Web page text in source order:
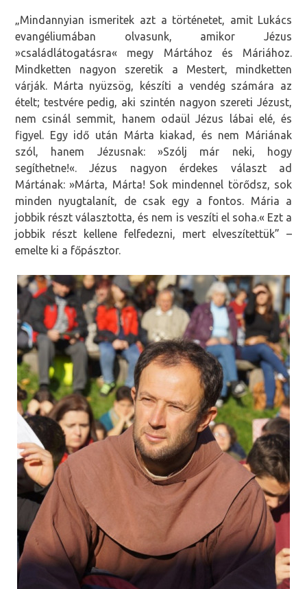
„Mindannyian ismeritek azt a történetet, amit Lukács
evangéliumában olvasunk, amikor Jézus
»családlátogatásra« megy Mártához és Máriához.
Mindketten nagyon szeretik a Mestert, mindketten
várják. Márta nyüzsög, készíti a vendég számára az
ételt; testvére pedig, aki szintén nagyon szereti Jézust,
nem csinál semmit, hanem odaül Jézus lábai elé, és
figyel. Egy idő után Márta kiakad, és nem Máriának
szól, hanem Jézusnak: »Szólj már neki, hogy
segíthetne!«. Jézus nagyon érdekes választ ad
Mártának: »Márta, Márta! Sok mindennel törődsz, sok
minden nyugtalanít, de csak egy a fontos. Mária a
jobbik részt választotta, és nem is veszíti el soha.« Ezt a
jobbik részt kellene felfedezni, mert elveszítettük” –
emelte ki a főpásztor.